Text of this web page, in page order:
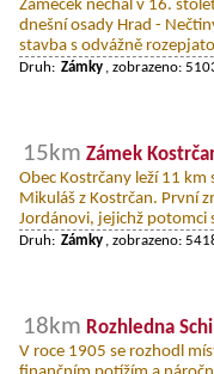
Zámeček nechal v 16.
dnešní osady Hrad -
stavba s odvážně
Druh: Zámky , zobrazeno:
15km Zámek
Obec Kostrčany leží 11
Mikuláš z Kostrčan. První
Jordánovi, jejichž potomci
Druh: Zámky , zobrazeno:
18km Rozhledna
V roce 1905 se rozhodl